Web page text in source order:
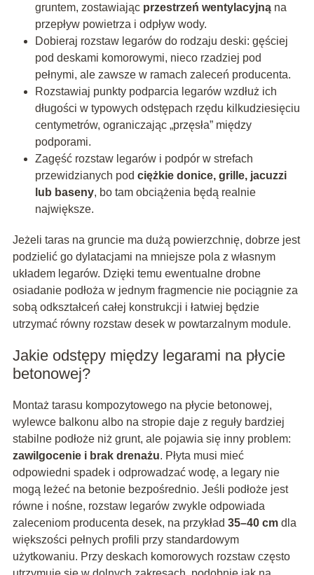
gruntem, zostawiając przestrzeń wentylacyjnąna
przepływ powietrza i odpływ wody.
Dobieraj rozstaw legarów do rodzaju deski: gęściej
pod deskami komorowymi, nieco rzadziej pod
pełnymi, ale zawsze w ramach zaleceń producenta.
Rozstawiaj punkty podparcia legarów wzdłuż ich
długości w typowych odstępach rzędu kilkudziesięciu
centymetrów, ograniczając „przęsła” między
podporami.
Zagęść rozstaw legarów i podpór w strefach
przewidzianych pod ciężkie donice, grille, jacuzzi
lub baseny, bo tam obciążenia będą realnie
największe.
Jeżeli taras na gruncie ma dużą powierzchnię, dobrze jest
podzielić go dylatacjami na mniejsze pola z własnym
układem legarów. Dzięki temu ewentualne drobne
osiadanie podłoża w jednym fragmencie nie pociągnie za
sobą odkształceń całej konstrukcji i łatwiej będzie
utrzymać równy rozstaw desek w powtarzalnym module.
Jakie odstępy między legarami na płycie
betonowej?
Montaż tarasu kompozytowego na płycie betonowej,
wylewce balkonu albo na stropie daje z reguły bardziej
stabilne podłoże niż grunt, ale pojawia się inny problem:
zawilgocenie i brak drenażu. Płyta musi mieć
odpowiedni spadek i odprowadzać wodę, a legary nie
mogą leżeć na betonie bezpośrednio. Jeśli podłoże jest
równe i nośne, rozstaw legarów zwykle odpowiada
zaleceniom producenta desek, na przykład 35–40 cmdla
większości pełnych profili przy standardowym
użytkowaniu. Przy deskach komorowych rozstaw często